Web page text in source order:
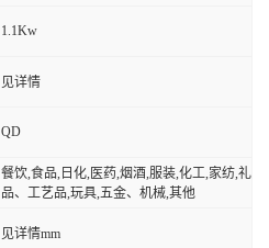
1.1Kw
见详情
QD
餐饮,食品,日化,医药,烟酒,服装,化工,家纺,礼
品、工艺品,玩具,五金、机械,其他
见详情mm